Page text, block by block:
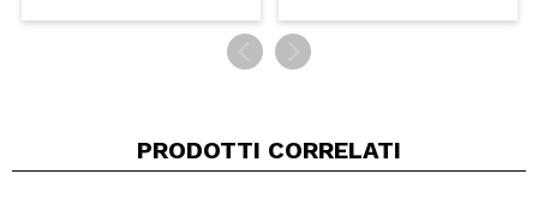
PRODOTTI CORRELATI